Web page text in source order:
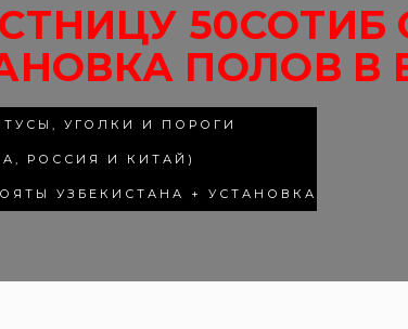
50СОТИБ
ПОЛОВ В
УГОЛКИ И ПОРОГИ
РОССИЯ И КИТАЙ)
УЗБЕКИСТАНА + УСТАНОВКА